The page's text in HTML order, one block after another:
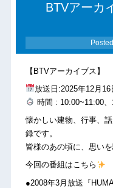
BTVアーカ
【BTVアーカイブス】
放送日:2025年12月
時間 : 10:00~11:00
懐かしい建物、行事、
録です。
皆様のあの頃に、思い
今回の番組はこちら
●2008年3月放送『